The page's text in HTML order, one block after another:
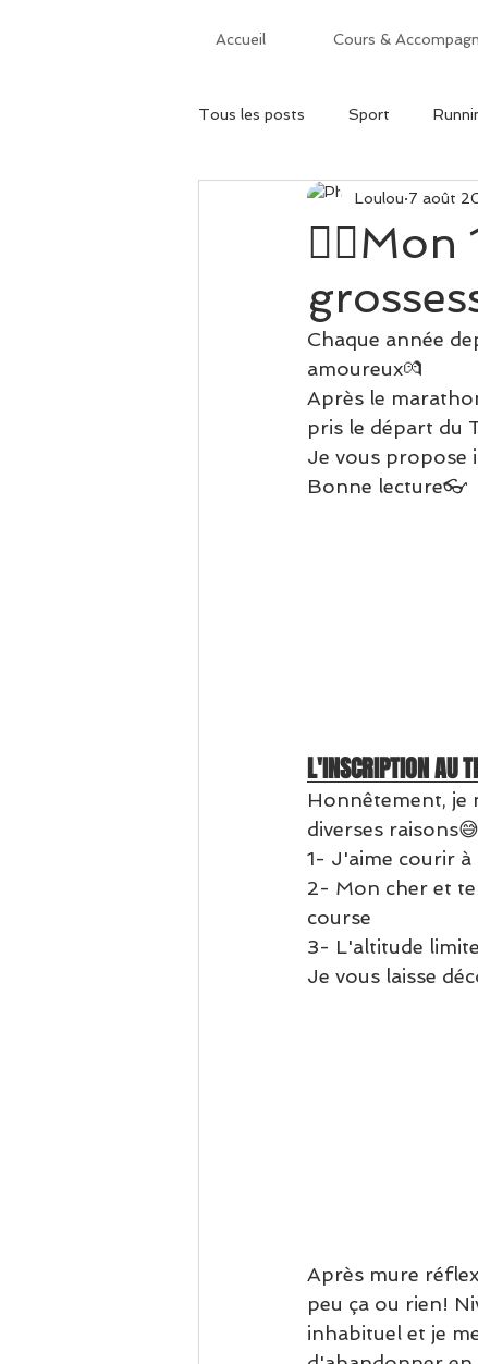
Accueil Cours &
Tous les posts Sport
Randos avec bébé Les
Loulou 7 août
Chaque année
amoureux💏
Après le
pris le départ du
Je vous propose
Bonne lecture👓
L'INSCRIPTION AU
Honnêtement, je
diverses raisons😅
1- J'aime courir
2- Mon cher et
course
3- L'altitude
Je vous laisse
Après mure
peu ça ou rien!
inhabituel et je